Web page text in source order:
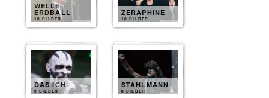
WELLE
ERDBALL
10 BILDER
ZERAPHINE
10 BILDER
DAS ICH
9 BILDER
STAHLMANN
8 BILDER